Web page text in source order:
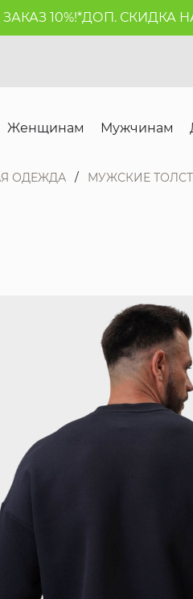
10%!*ДОП. СКИДКА НА
Женщинам Мужчинам
ОДЕЖДА МУЖСКИЕ